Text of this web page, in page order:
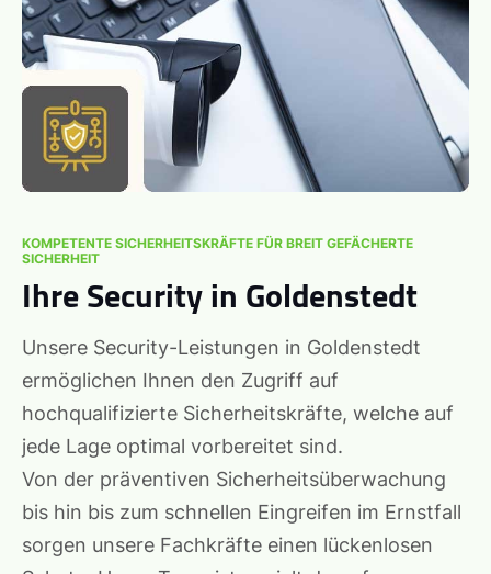
KOMPETENTE SICHERHEITSKRÄFTE FÜR BREIT GEFÄCHERTE
SICHERHEIT
Ihre Security in Goldenstedt
Unsere Security-Leistungen in Goldenstedt
ermöglichen Ihnen den Zugriff auf
hochqualifizierte Sicherheitskräfte, welche auf
jede Lage optimal vorbereitet sind.
Von der präventiven Sicherheitsüberwachung
bis hin bis zum schnellen Eingreifen im Ernstfall
sorgen unsere Fachkräfte einen lückenlosen